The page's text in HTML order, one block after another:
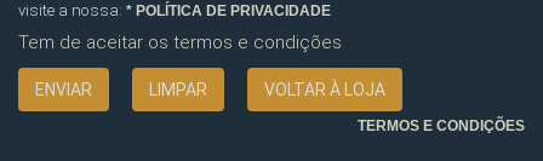
visite a nossa: * POLÍTICA DE PRIVACIDADE
Tem de aceitar os termos e condições
VOLTAR À LOJA
TERMOS E CONDIÇÕES